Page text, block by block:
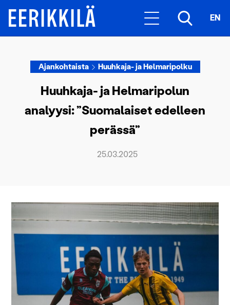
EN
Ajankohtaista Huuhkaja- ja Helmaripolku
Huuhkaja- ja Helmaripolun
analyysi: ”Suomalaiset edelleen
perässä”
25.03.2025